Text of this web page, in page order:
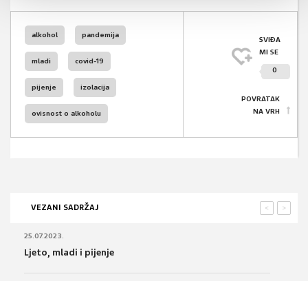
alkohol pandemija
mladi covid-19
pijenje izolacija
ovisnost o alkoholu
SVIĐA
MI SE
0
POVRATAK
NA VRH
VEZANI SADRŽAJ >
<
25.07.2023.
Ljeto, mladi i pijenje